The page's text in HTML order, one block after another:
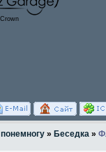
» Беседка »